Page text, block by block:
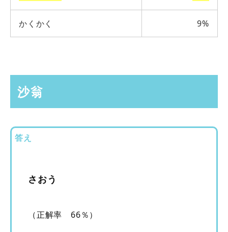
かくかく 9%
沙翁
答え
さおう
（正解率 66％）